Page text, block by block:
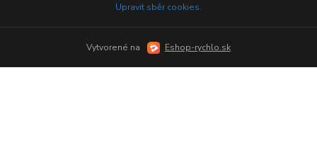
Upravit sběr cookies.
Vytvorené na Eshop-rychlo.sk